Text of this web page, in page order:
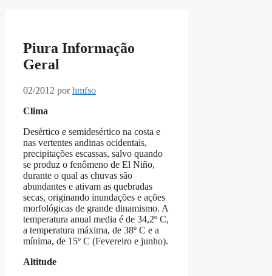
Piura Informação
Geral
02/2012 porhmfso
Clima
Desértico e semidesértico na costa e
nas vertentes andinas ocidentais,
precipitações escassas, salvo quando
se produz o fenômeno de El Niño,
durante o qual as chuvas são
abundantes e ativam as quebradas
secas, originando inundações e ações
morfológicas de grande dinamismo. A
temperatura anual media é de 34,2º C,
a temperatura máxima, de 38º C e a
mínima, de 15º C (Fevereiro e junho).
Altitude